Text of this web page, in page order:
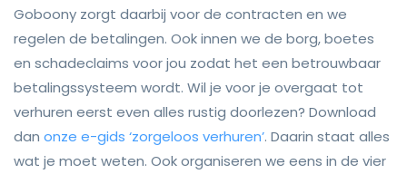
Goboony zorgt daarbij voor de contracten en we
regelen de betalingen. Ook innen we de borg, boetes
en schadeclaims voor jou zodat het een betrouwbaar
betalingssysteem wordt. Wil je voor je overgaat tot
verhuren eerst even alles rustig doorlezen? Download
dan onze e-gids ‘zorgeloos verhuren’. Daarin staat alles
wat je moet weten. Ook organiseren we eens in de vier